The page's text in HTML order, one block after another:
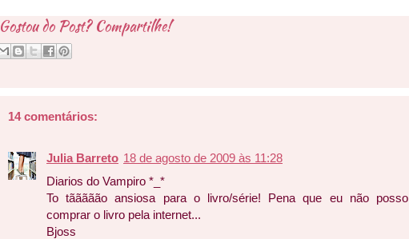
Gostou do Post? Compartilhe!
14 comentários:
Julia Barreto 18 de agosto de 2009 às 11:28
Diarios do Vampiro *_*
To tããããão ansiosa para o livro/série! Pena que eu não posso
comprar o livro pela internet...
Bjoss